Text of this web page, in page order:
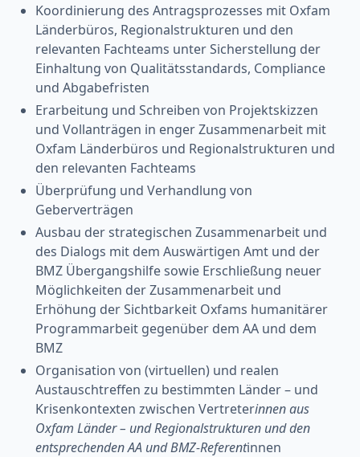
Koordinierung des Antragsprozesses mit Oxfam
Länderbüros, Regionalstrukturen und den
relevanten Fachteams unter Sicherstellung der
Einhaltung von Qualitätsstandards, Compliance
und Abgabefristen
Erarbeitung und Schreiben von Projektskizzen
und Vollanträgen in enger Zusammenarbeit mit
Oxfam Länderbüros und Regionalstrukturen und
den relevanten Fachteams
Überprüfung und Verhandlung von
Geberverträgen
Ausbau der strategischen Zusammenarbeit und
des Dialogs mit dem Auswärtigen Amt und der
BMZ Übergangshilfe sowie Erschließung neuer
Möglichkeiten der Zusammenarbeit und
Erhöhung der Sichtbarkeit Oxfams humanitärer
Programmarbeit gegenüber dem AA und dem
BMZ
Organisation von (virtuellen) und realen
Austauschtreffen zu bestimmten Länder – und
Krisenkontexten zwischen Vertreterinnen aus
Oxfam Länder – und Regionalstrukturen und den
entsprechenden AA und BMZ-Referentinnen